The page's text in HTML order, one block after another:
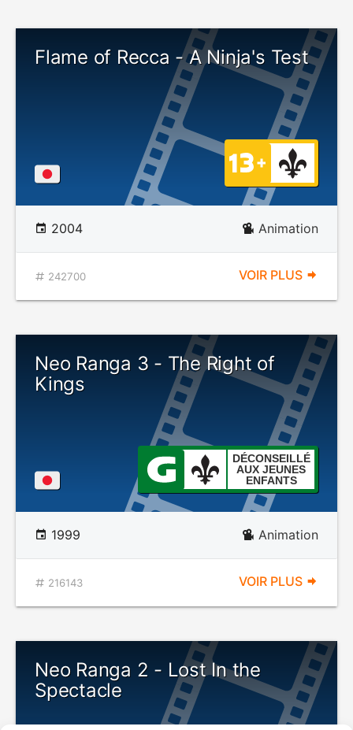
Flame of Recca - A Ninja's Test
2004 Animation
242700 VOIR PLUS
Neo Ranga 3 - The Right of
Kings
DÉCONSEILLÉ
AUX JEUNES
ENFANTS
1999 Animation
216143 VOIR PLUS
Neo Ranga 2 - Lost In the
Spectacle